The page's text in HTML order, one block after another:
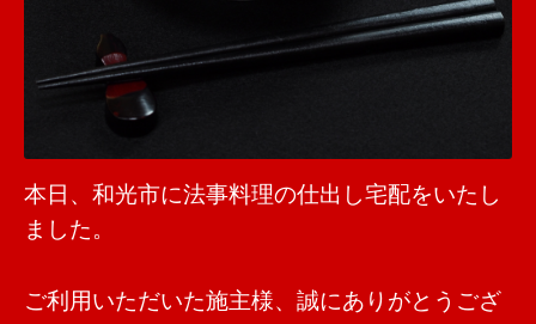
本日、和光市に法事料理の仕出し宅配をいたし
ました。
ご利用いただいた施主様、誠にありがとうござ